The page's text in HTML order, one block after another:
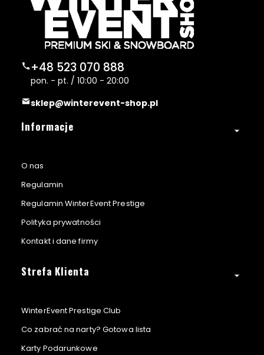
2. Wymiana stacjonarna:
Towar możesz również wymienić osobiście w
naszym punkcie stacjonarnym.
+48 523 070 888
pon. - pt. / 10:00 - 20:00
sklep@winterevent-shop.pl
Linki w stopce
Informacje
O nas
Regulamin
Regulamin WinterEvent Prestige
Polityka prywatności
Kontakt i dane firmy
Strefa Klienta
WinterEvent Prestige Club
Co zabrać na narty? Gotowa lista
Karty Podarunkowe